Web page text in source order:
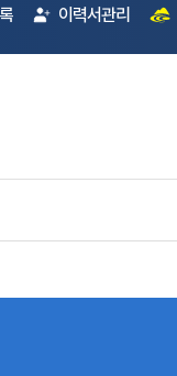
이력서관리